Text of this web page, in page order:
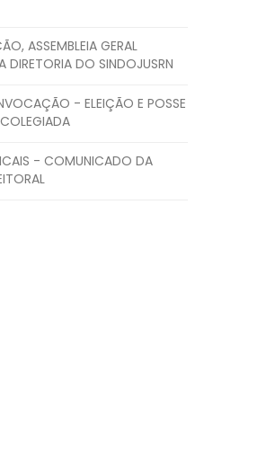
ASSEMBLEIA GERAL
DIRETORIA DO SINDOJUSRN
- ELEIÇÃO E POSSE
- COMUNICADO DA